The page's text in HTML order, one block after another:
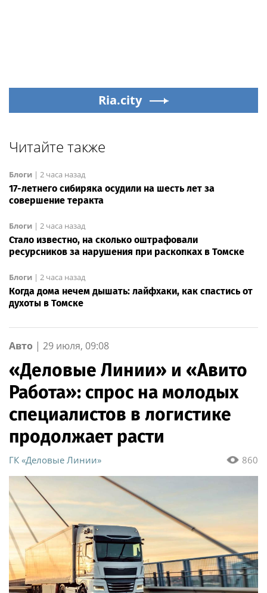
Ria.city
Читайте также
Блоги | 2 часа назад
17-летнего сибиряка осудили на шесть лет за
совершение теракта
Блоги | 2 часа назад
Стало известно, на сколько оштрафовали
ресурсников за нарушения при раскопках в Томске
Блоги | 2 часа назад
Когда дома нечем дышать: лайфхаки, как спастись от
духоты в Томске
Авто | 29 июля, 09:08
«Деловые Линии» и «Авито
Работа»: спрос на молодых
специалистов в логистике
продолжает расти
860
ГК «Деловые Линии»